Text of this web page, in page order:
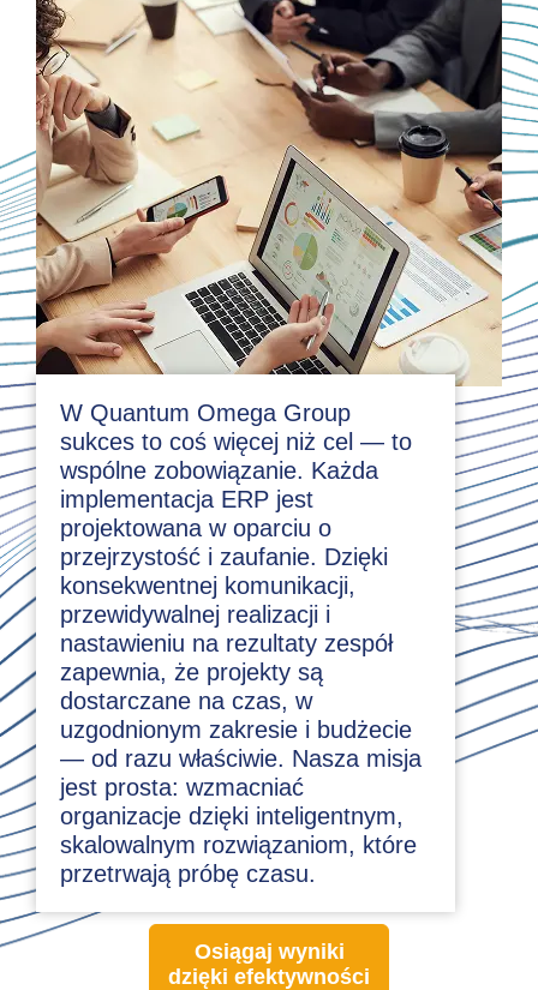
W Quantum Omega Group
sukces to coś więcej niż cel — to
wspólne zobowiązanie. Każda
implementacja ERP jest
projektowana w oparciu o
przejrzystość i zaufanie. Dzięki
konsekwentnej komunikacji,
przewidywalnej realizacji i
nastawieniu na rezultaty zespół
zapewnia, że projekty są
dostarczane na czas, w
uzgodnionym zakresie i budżecie
— od razu właściwie. Nasza misja
jest prosta: wzmacniać
organizacje dzięki inteligentnym,
skalowalnym rozwiązaniom, które
przetrwają próbę czasu.
Osiągaj wyniki
dzięki efektywności